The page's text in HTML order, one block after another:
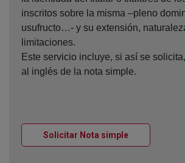
inscritos sobre la misma –pleno
usufructo…- y su extensión,
limitaciones.
Este servicio incluye, si así se
al inglés de la nota simple.
Solicitar Nota simpleVentana nueva